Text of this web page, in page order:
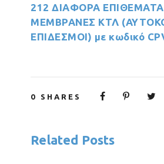
212 ΔΙΑΦΟΡΑ
ΜΕΜΒΡΑΝΕΣ ΚΤΛ
ΕΠΙΔΕΣΜΟΙ) με κωδικό
0 SHARES
Related Posts